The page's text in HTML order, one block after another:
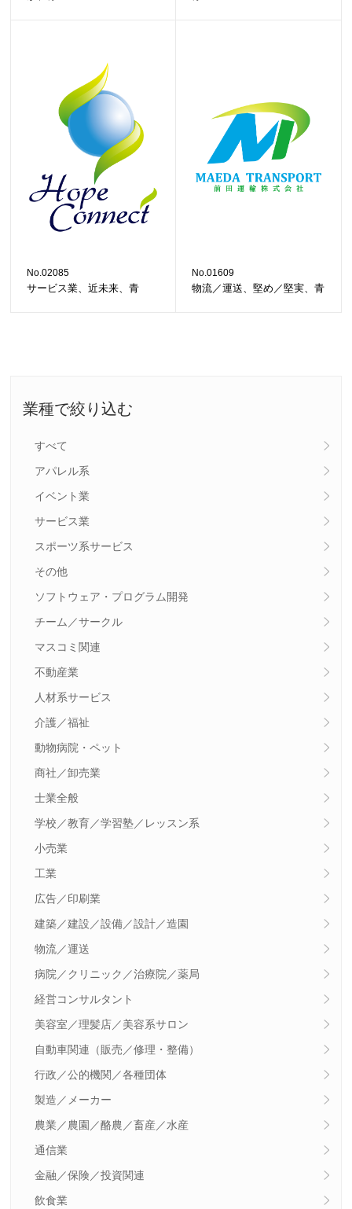
業種で絞り込む
すべて
アパレル系
イベント業
サービス業
スポーツ系サービス
その他
ソフトウェア・プログラム開発
チーム／サークル
マスコミ関連
不動産業
人材系サービス
介護／福祉
動物病院・ペット
商社／卸売業
士業全般
学校／教育／学習塾／レッスン系
小売業
工業
広告／印刷業
建築／建設／設備／設計／造園
物流／運送
病院／クリニック／治療院／薬局
経営コンサルタント
美容室／理髪店／美容系サロン
自動車関連（販売／修理・整備）
行政／公的機関／各種団体
製造／メーカー
農業／農園／酪農／畜産／水産
通信業
金融／保険／投資関連
飲食業
No.02085
サービス業、近未来、青
No.01609
物流／運送、堅め／堅実、青